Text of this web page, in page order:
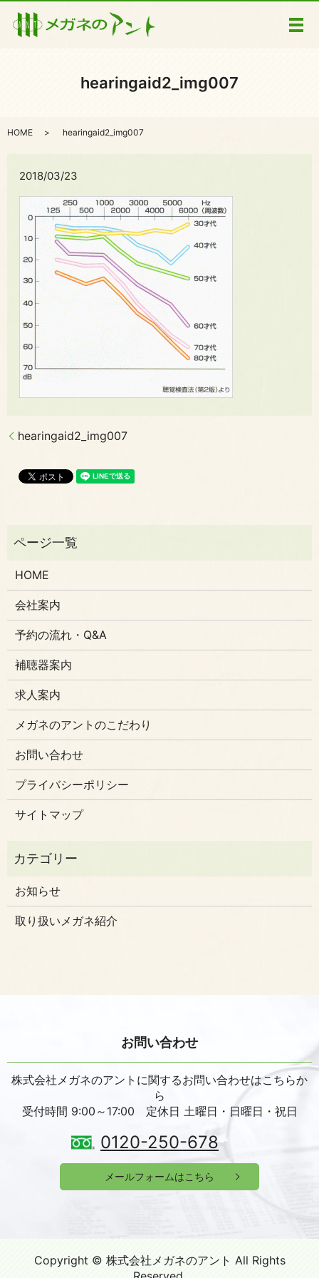
メ
hearingaid2_img007
HOME hearingaid2_img007
2018/03/23
hearingaid2_img007
HOME
会社案内
予約の流れ・Q&A
補聴器案内
求人案内
メガネのアントのこだわり
お問い合わせ
プライバシーポリシー
サイトマップ
お知らせ
取り扱いメガネ紹介
お問い合わせ
株式会社メガネのアントに関するお問い合わせはこちらか
ら
受付時間 9:00～17:00 定休日 土曜日・日曜日・祝日
0120-250-678
メールフォームはこちら
Copyright © 株式会社メガネのアント All Rights